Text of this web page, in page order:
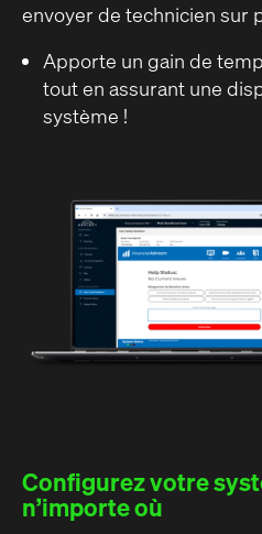
envoyer de technicien sur
Apporte un gain de
tout en assurant une
système !
Configurez votre
n’importe où